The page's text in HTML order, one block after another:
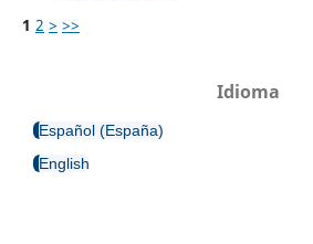
1 2 > >>
Idioma
Español (España)
English